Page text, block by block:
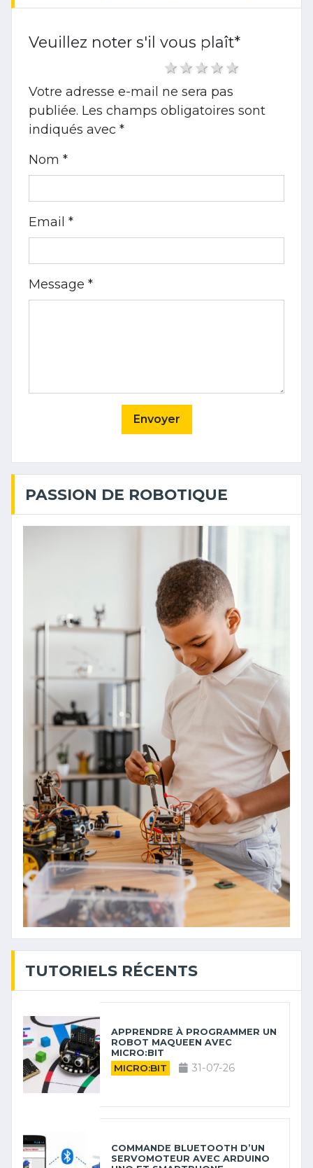
Veuillez noter s'il vous plaît*
4 stars
3 stars
2 stars
1 star
Votre adresse e-mail ne sera pas
publiée. Les champs obligatoires sont
indiqués avec *
Nom *
Email *
Message *
Envoyer
PASSION DE ROBOTIQUE
TUTORIELS RÉCENTS
APPRENDRE À PROGRAMMER UN
ROBOT MAQUEEN AVEC
MICRO:BIT
MICRO:BIT 31-07-26
COMMANDE BLUETOOTH D’UN
SERVOMOTEUR AVEC ARDUINO